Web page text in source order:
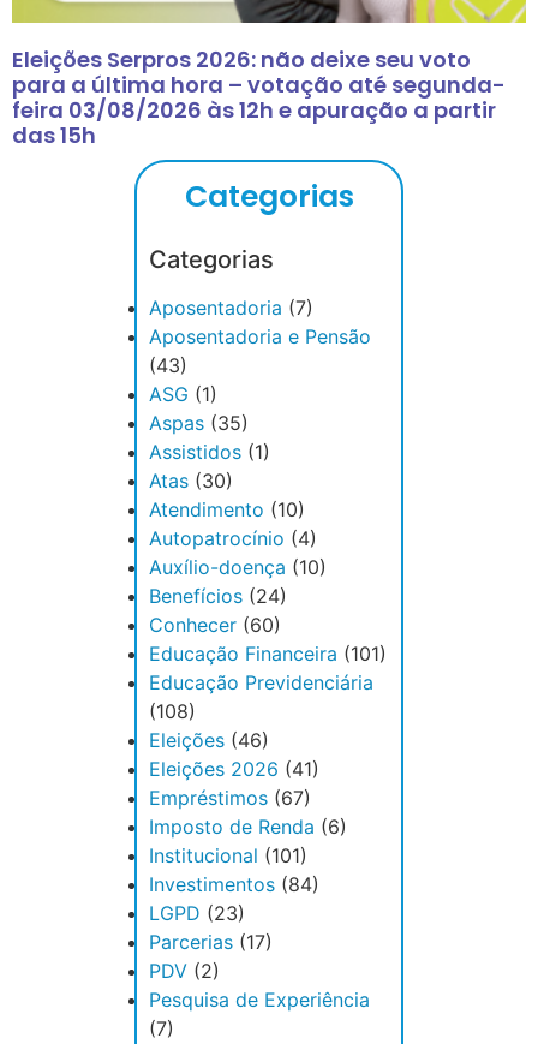
Eleições Serpros 2026: não deixe seu voto
para a última hora – votação até segunda-
feira 03/08/2026 às 12h e apuração a partir
das 15h
Categorias
Categorias
Aposentadoria (7)
Aposentadoria e Pensão
(43)
ASG (1)
Aspas (35)
Assistidos (1)
Atas (30)
Atendimento (10)
Autopatrocínio (4)
Auxílio-doença (10)
Benefícios (24)
Conhecer (60)
Educação Financeira (101)
Educação Previdenciária
(108)
Eleições (46)
Eleições 2026 (41)
Empréstimos (67)
Imposto de Renda (6)
Institucional (101)
Investimentos (84)
LGPD (23)
Parcerias (17)
PDV (2)
Pesquisa de Experiência
(7)